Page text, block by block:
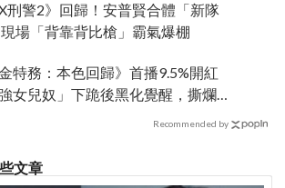
刑警2》回歸！安普賢合體「新隊
場「背靠背比槍」霸氣爆棚
特務：本色回歸》首播9.5%開紅
女兒奴」下跪後黑化覺醒，撕爛
Recommended by
文章